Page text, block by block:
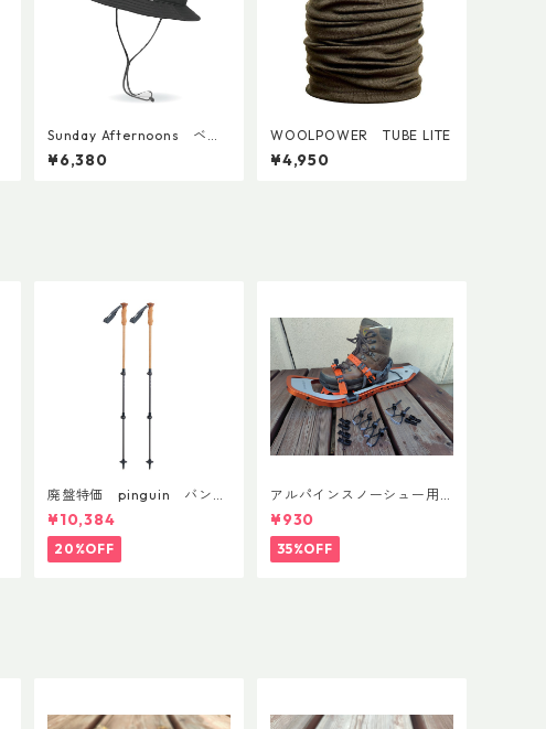
Sunday Afternoons ベイ
パーライトテンポバケット
¥6,380
WOOLPOWER TUBE LITE
¥4,950
廃盤特価 pinguin バンブ
ーFLフォーム(ペア)
¥10,384
20%OFF
アルパインスノーシュー用
ストラップキャッチ(ペア)
¥930
35%OFF